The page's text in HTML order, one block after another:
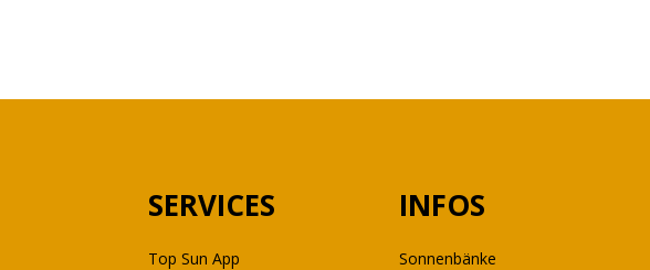
SERVICES
Top Sun App
INFOS
Sonnenbänke